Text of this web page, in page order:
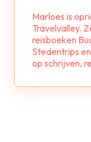
Marloes is
Travelvalley.
reisboeken
Stedentrips
op schrijven,